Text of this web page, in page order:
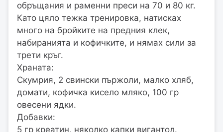
обръщания и раменни преси на 70 и 80 кг.
Като цяло тежка тренировка, натисках
много на бройките на предния клек,
набиранията и кофичките, и нямах сили за
трети кръг.
Храната:
Скумрия, 2 свински пържоли, малко хляб,
домати, кофичка кисело мляко, 100 гр
овесени ядки.
Добавки:
5 гр креатин, няколко капки вигантол.